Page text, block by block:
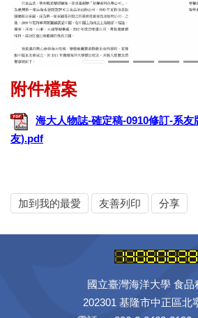
海大人物誌-確定稿-0910修訂-系
友).pdf
加到我的最愛 友善列印 分享
國立臺灣海洋大學 食品
202301 基隆市中正區北